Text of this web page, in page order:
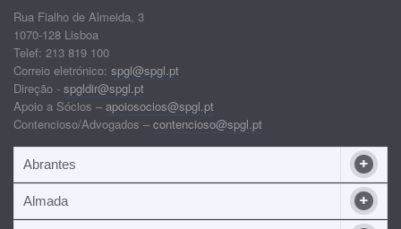
Rua Fialho de Almeida, 3
1070-128 Lisboa
Telef: 213 819 100
Correio eletrónico: spgl@spgl.pt
Direção - spgldir@spgl.pt
Apoio a Sócios – apoiosocios@spgl.pt
Contencioso/Advogados – contencioso@spgl.pt
Abrantes
Almada